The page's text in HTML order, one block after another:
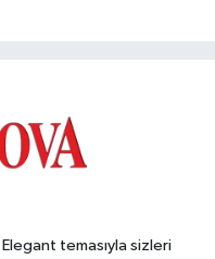
temasıyla sizleri